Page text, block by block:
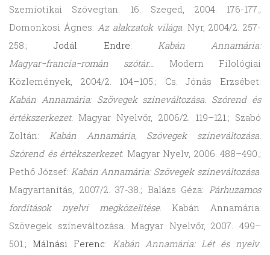
Szemiotikai Szövegtan. 16. Szeged, 2004. 176-177.;
Domonkosi Ágnes: Az alakzatok világa. Nyr, 2004/2. 257-
258.;Jodál Endre: Kabán Annamária:
Magyar−francia−román szótár… Modern Filológiai
Közlemények, 2004/2. 104–105.; Cs. Jónás Erzsébet:
Kabán Annamária: Szövegek színeváltozása. Szórend és
értékszerkezet. Magyar Nyelvőr, 2006/2. 119–121.; Szabó
Zoltán: Kabán Annamária, Szövegek színeváltozása.
Szórend és értékszerkezet. Magyar Nyelv, 2006. 488–490.;
Pethő József: Kabán Annamária: Szövegek színeváltozása.
Magyartanítás, 2007/2. 37-38.; Balázs Géza: Párhuzamos
fordítások nyelvi megközelítése. Kabán Annamária:
Szövegek színeváltozása. Magyar Nyelvőr, 2007. 499–
501.; Málnási Ferenc: Kabán Annamária: Lét és nyelv.